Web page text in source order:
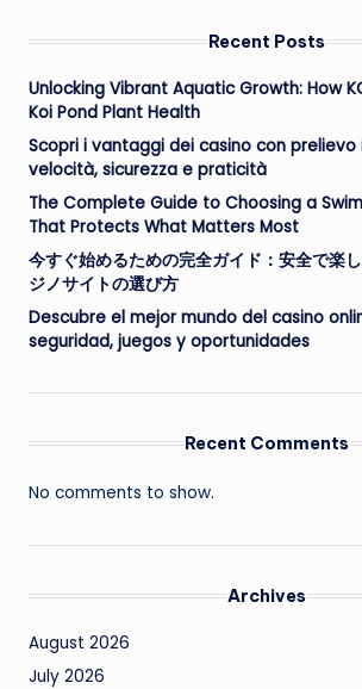
Recent Posts
Unlocking Vibrant Aquatic Growth: How
Koi Pond Plant Health
Scopri i vantaggi dei casino con
velocità, sicurezza e praticità
The Complete Guide to Choosing a
That Protects What Matters Most
今すぐ始めるための完全ガイド：安全で楽
ジノサイトの選び方
Descubre el mejor mundo del casino
seguridad, juegos y oportunidades
Recent Comments
No comments to show.
Archives
August 2026
July 2026